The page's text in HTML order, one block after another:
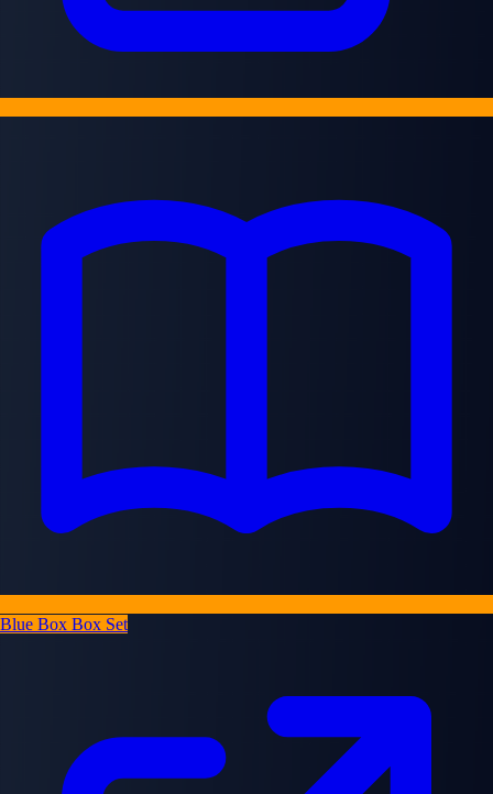
Blue Box Box Set